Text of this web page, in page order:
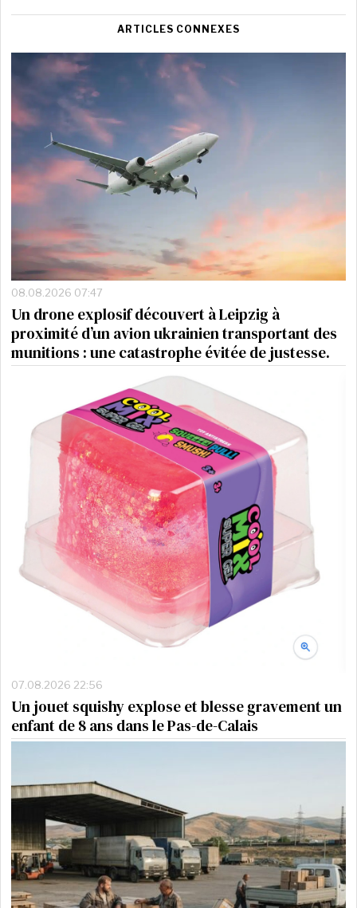
ARTICLES CONNEXES
08.08.2026 07:47
Un drone explosif découvert à Leipzig à
proximité d’un avion ukrainien transportant des
munitions : une catastrophe évitée de justesse.
07.08.2026 22:56
Un jouet squishy explose et blesse gravement un
enfant de 8 ans dans le Pas-de-Calais